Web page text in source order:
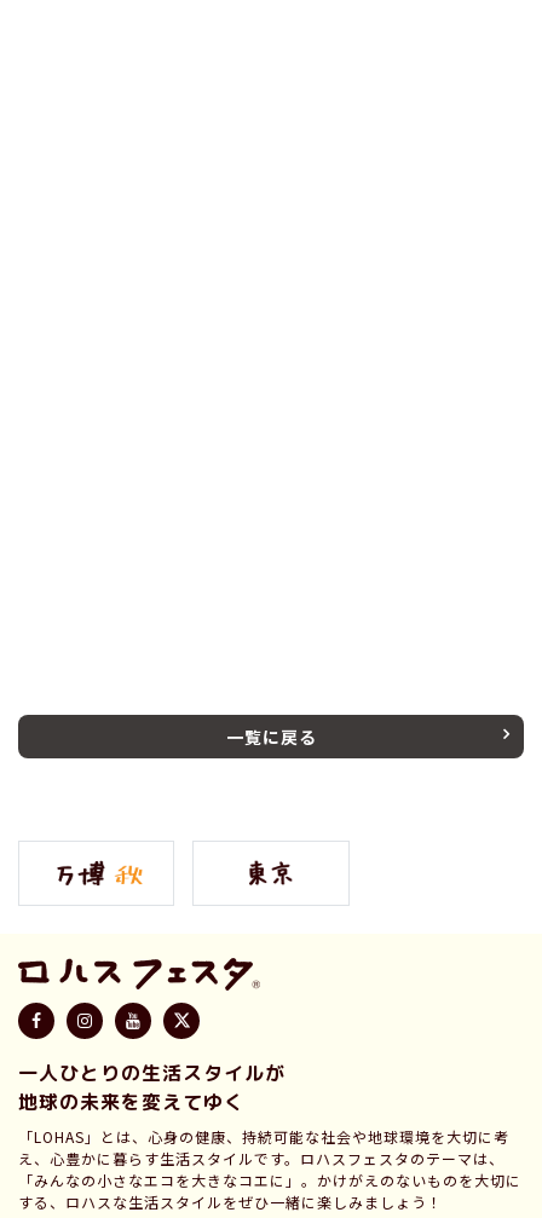
一覧に戻る
一人ひとりの生活スタイルが
地球の未来を変えてゆく
「LOHAS」とは、心身の健康、持続可能な社会や地球環境を大切に考
え、心豊かに暮らす生活スタイルです。ロハスフェスタのテーマは、
「みんなの小さなエコを大きなコエに」。かけがえのないものを大切に
する、ロハスな生活スタイルをぜひ一緒に楽しみましょう！